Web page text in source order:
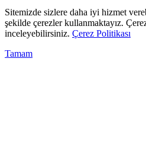
Sitemizde sizlere daha iyi hizmet
şekilde çerezler kullanmaktayız.
inceleyebilirsiniz. Çerez Politikası
Tamam